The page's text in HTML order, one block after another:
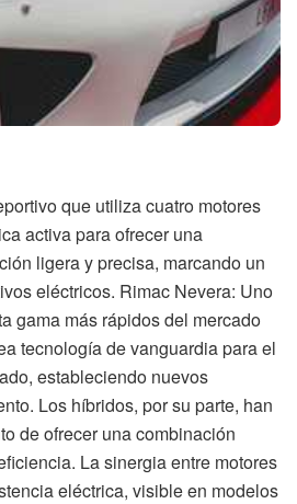
que utiliza cuatro motores
activa para ofrecer una
ligera y precisa, marcando un
eléctricos. Rimac Nevera: Uno
gama más rápidos del mercado
tecnología de vanguardia para el
estableciendo nuevos
Los híbridos, por su parte, han
de ofrecer una combinación
La sinergia entre motores
eléctrica, visible en modelos